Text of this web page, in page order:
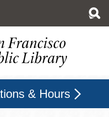
& Hours